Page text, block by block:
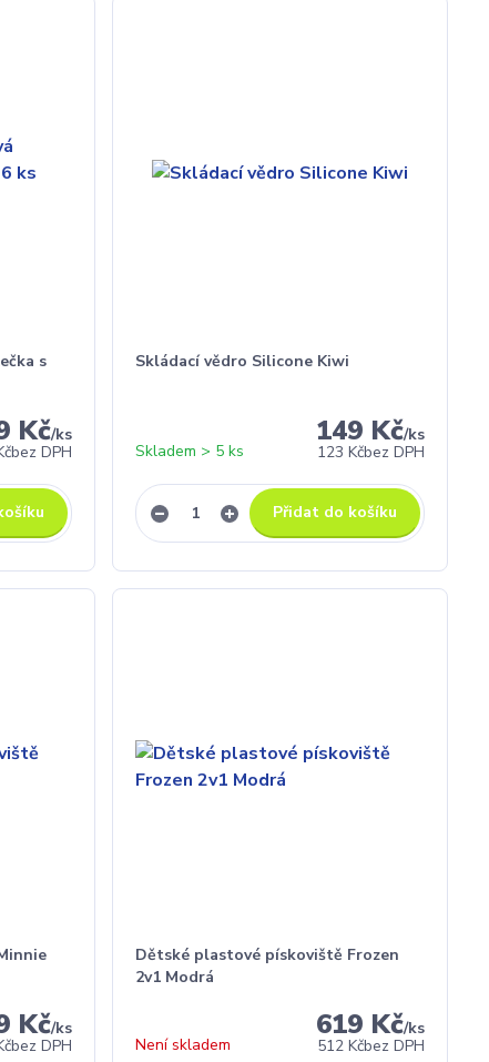
s
Kč/ks
bez DPH
Skládací vědro Silicone Kiwi
149 Kč/ks
123 Kčbez DPH
Skladem > 5 ks
Přidat do košíku
Kč/ks
bez DPH
Dětské plastové pískoviště Frozen
2v1 Modrá
619 Kč/ks
512 Kčbez DPH
Není skladem